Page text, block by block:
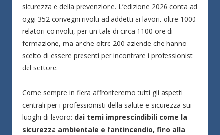
sicurezza e della prevenzione. L’edizione 2026 conta ad
oggi 352 convegni rivolti ad addetti ai lavori, oltre 1000
relatori coinvolti, per un tale di circa 1100 ore di
formazione, ma anche oltre 200 aziende che hanno
scelto di essere presenti per incontrare i professionisti
del settore.
Come sempre in fiera affronteremo tutti gli aspetti
centrali per i professionisti della salute e sicurezza sui
luoghi di lavoro: dai temi imprescindibili come la
sicurezza ambientale e l’antincendio, fino alla